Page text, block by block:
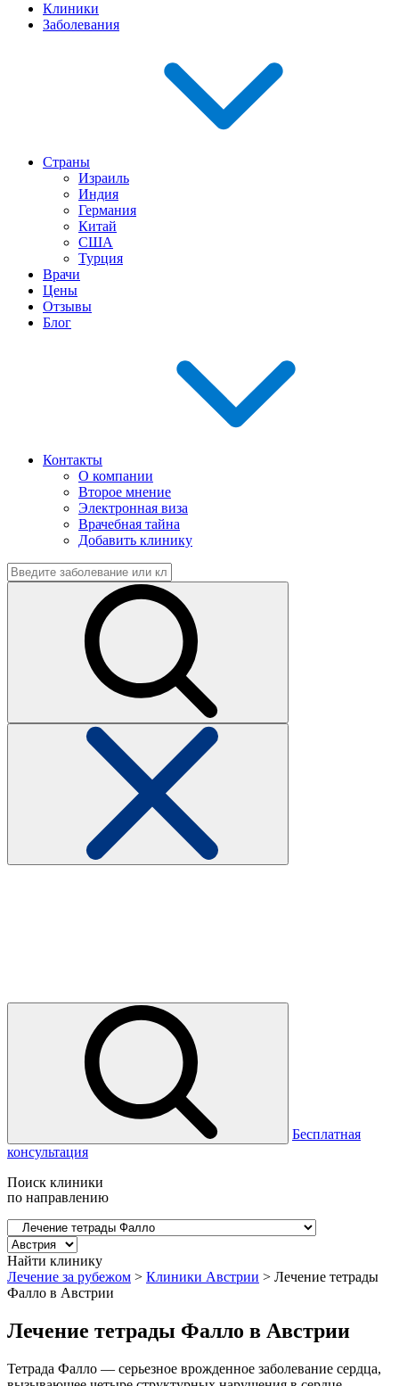
Клиники
Заболевания
Страны
Израиль
Индия
Германия
Китай
США
Турция
Врачи
Цены
Отзывы
Блог
Контакты
О компании
Второе мнение
Электронная виза
Врачебная тайна
Добавить клинику
Бесплатная
консультация
Поиск клиники
по направлению
Найти клинику
Лечение за рубежом > Клиники Австрии > Лечение тетрады
Фалло в Австрии
Лечение тетрады Фалло в Австрии
Тетрада Фалло — серьезное врожденное заболевание сердца,